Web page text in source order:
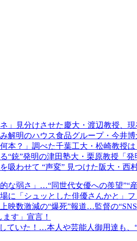
」見分けさせた慶大・渡辺教授、
解明のハウス食品グループ・今井
本？」調べた千葉工大・松崎教授
“銃”発明の津田塾大・栗原教授「
吸わせて “声変” 見つけた阪大・西
な弱さ」…“同世代女優への羨望”“
に「シュッとした俳優さんかと」
映数激減の“爆死”報道…監督の
す」宣言！
ていた！…本人や芸能人御用達も